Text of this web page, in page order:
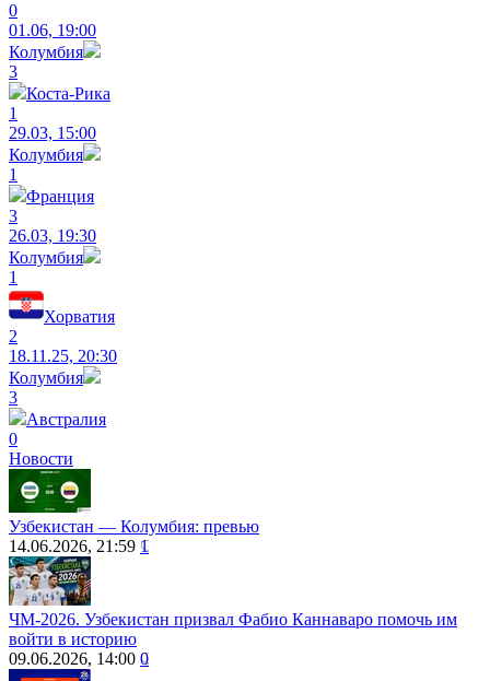
0
01.06, 19:00
Колумбия
3
Коста-Рика
1
29.03, 15:00
Колумбия
1
Франция
3
26.03, 19:30
Колумбия
1
Хорватия
2
18.11.25, 20:30
Колумбия
3
Австралия
0
Новости
Узбекистан — Колумбия: превью
14.06.2026, 21:59 1
ЧМ-2026. Узбекистан призвал Фабио Каннаваро помочь им
войти в историю
09.06.2026, 14:00 0